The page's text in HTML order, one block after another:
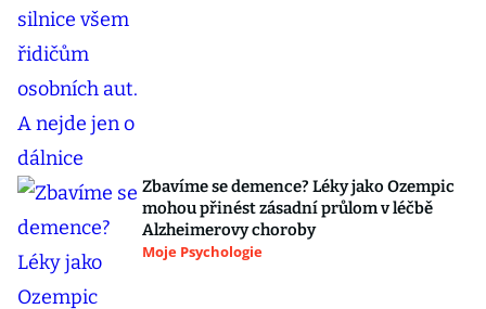
Zbavíme se demence? Léky jako Ozempic
mohou přinést zásadní průlom v léčbě
Alzheimerovy choroby
Moje Psychologie